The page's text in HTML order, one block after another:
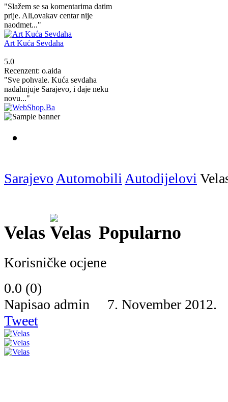
"Slažem se sa komentarima datim
prije. Ali,ovakav centar nije
naodmet..."
Art Kuća Sevdaha
5.0
Recenzent: o.aida
"Sve pohvale. Kuća sevdaha
nadahnjuje Sarajevo, i daje neku
novu..."
Sarajevo Automobili Autodijelovi
Velas Popularno
Korisničke ocjene
0.0 (0)
Napisao admin 7. November
Tweet